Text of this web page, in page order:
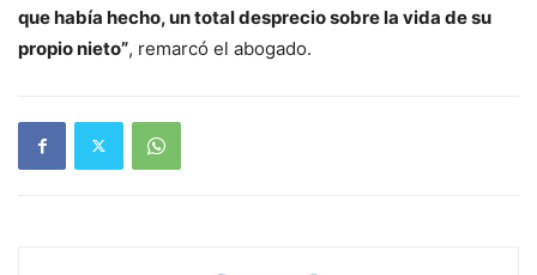
que había hecho, un total desprecio sobre la vida de su
propio nieto”, remarcó el abogado.